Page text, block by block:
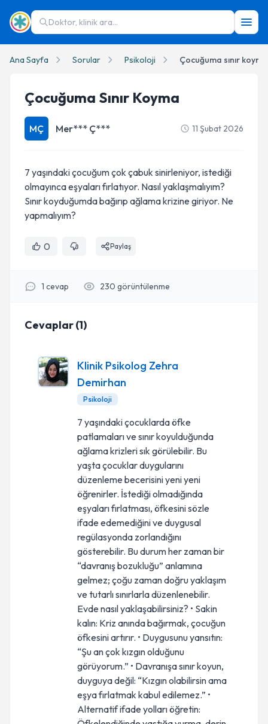
Doktor, klinik ara...
Ana Sayfa Sorular Psikoloji Çocuğuma sınır koyma
Çocuğuma Sınır Koyma
MÇ Mer*** Ç*** 11 Şubat 2026
7 yaşındaki çocuğum çok çabuk sinirleniyor, istediği
olmayınca eşyaları fırlatıyor. Nasıl yaklaşmalıyım?
Sınır koyduğumda bağırıp ağlama krizine giriyor. Ne
yapmalıyım?
0 Paylaş
1 cevap 230 görüntülenme
Cevaplar(1)
Klinik Psikolog Zehra
Demirhan
Psikoloji
7 yaşındaki çocuklarda öfke
patlamaları ve sınır koyulduğunda
ağlama krizleri sık görülebilir. Bu
yaşta çocuklar duygularını
düzenleme becerisini yeni yeni
öğrenirler. İstediği olmadığında
eşyaları fırlatması, öfkesini sözle
ifade edemediğini ve duygusal
regülasyonda zorlandığını
gösterebilir. Bu durum her zaman bir
“davranış bozukluğu” anlamına
gelmez; çoğu zaman doğru yaklaşım
ve tutarlı sınırlarla düzenlenebilir.
Evde nasıl yaklaşabilirsiniz? • Sakin
kalın: Kriz anında bağırmak, çocuğun
öfkesini artırır. • Duygusunu yansıtın:
“Şu an çok kızgın olduğunu
görüyorum.” • Davranışa sınır koyun,
duyguya değil: “Kızgın olabilirsin ama
eşya fırlatmak kabul edilemez.” •
Alternatif ifade yolları öğretin: